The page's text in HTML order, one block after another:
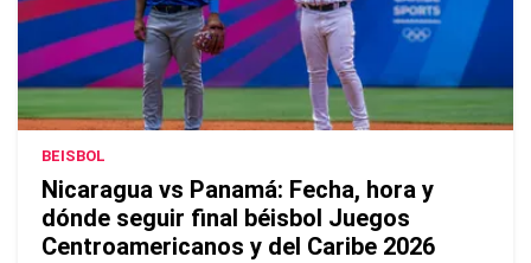
BEISBOL
Nicaragua vs Panamá: Fecha, hora y
dónde seguir final béisbol Juegos
Centroamericanos y del Caribe 2026